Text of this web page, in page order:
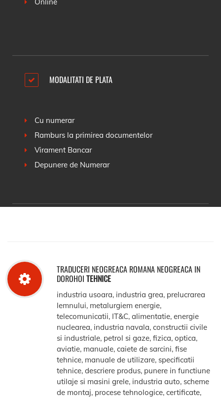
MODALITATI DE PLATA
Cu numerar
Ramburs la primirea documentelor
Virament Bancar
Depunere de Numerar
TRADUCERI NEOGREACA ROMANA NEOGREACA IN
DOROHOI TEHNICE
industria usoara, industria grea, prelucrarea
lemnului, metalurgiem energie,
telecomunicatii, IT&C, alimentatie, energie
nuclearea, industria navala, constructii civile
si industriale, petrol si gaze, fizica, optica,
aviatie, manuale, caiete de sarcini, fise
tehnice, manuale de utilizare, specificatii
tehnice, descriere produs, punere in functiune
utilaje si masini grele, industria auto, scheme
de montaj, procese tehnologice, certificate,